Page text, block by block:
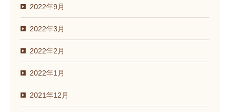
2022年9月
2022年3月
2022年2月
2022年1月
2021年12月